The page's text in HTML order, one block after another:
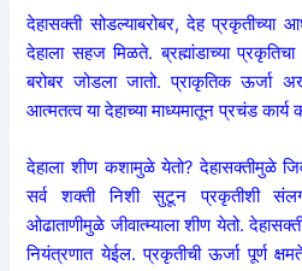
देहासक्ती सोडल्याबरोबर, देह प्रकृतीच्या
देहाला सहज मिळते. ब्रह्मांडाच्या
बरोबर जोडला जातो. प्राकृतिक ऊर्जा
आत्मतत्व या देहाच्या माध्यमातून प्रचंड कार्य
देहाला शीण कशामुळे येतो? देहासक्तीमुळे
सर्व शक्ती निशी सुटून प्रकृतीशी
ओढाताणीमुळे जीवात्म्याला शीण येतो.
नियंत्रणात येईल. प्रकृतीची ऊर्जा पूर्ण